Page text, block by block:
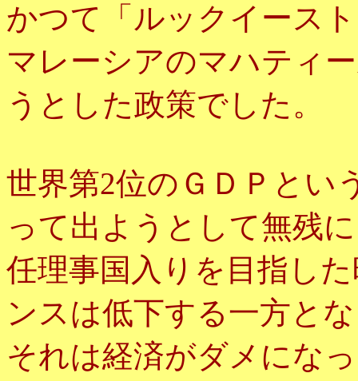
かつて「ルックイース
マレーシアのマハティ
うとした政策でした。
世界第2位のＧＤＰとい
って出ようとして無残
任理事国入りを目指し
ンスは低下する一方と
それは経済がダメにな